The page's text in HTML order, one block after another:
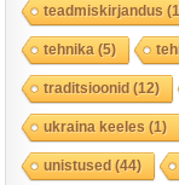
teadmiskirjandus
tehnika (5)
traditsioonid(12)
ukraina keeles (1)
unistused(44)